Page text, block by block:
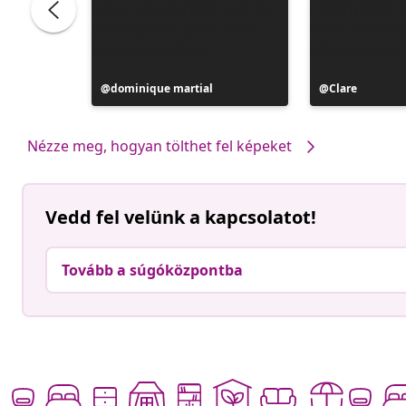
Bejegyzés
közzétevője
dominique martial
Bejegyzés
közzétevője
Clare
Nézze meg, hogyan tölthet fel képeket
Vedd fel velünk a kapcsolatot!
Tovább a súgóközpontba